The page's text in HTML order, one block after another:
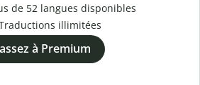
de 52 langues disponibles
illimitées
à Premium